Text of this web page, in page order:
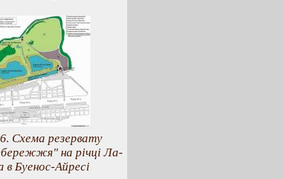
Схема резервату
на річці Ла-
в Буенос-Айресі